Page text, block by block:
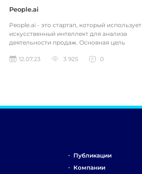
People.ai
People.ai - это стартап, который использует
искусственный интеллект для анализа
деятельности продаж. Основная цель
12.07.23
3 925 0
Публикации
Компании